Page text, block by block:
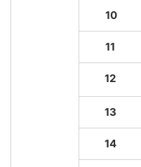
10
11
12
13
14